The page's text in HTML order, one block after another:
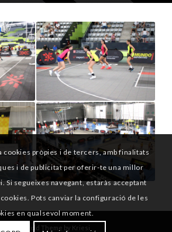
Enfold Theme by Kriesi
cookies pròpies i de tercers, amb finalitats
i de publicitat per oferir-te una millor
Si segueixes navegant, estaràs acceptant
Pots canviar la configuració de les
en qualsevol moment.